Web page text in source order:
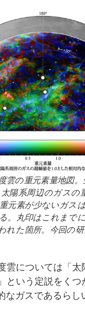
雲の重元素量地図
陽系周辺のガスの
元素が少ないガス
。丸印はこれまで
れた箇所。今回の
雲については「
という定説をく
ガスであるらし